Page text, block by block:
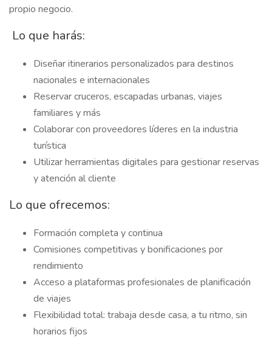
propio negocio.
️ Lo que harás:
Diseñar itinerarios personalizados para destinos
nacionales e internacionales
Reservar cruceros, escapadas urbanas, viajes
familiares y más
Colaborar con proveedores líderes en la industria
turística
Utilizar herramientas digitales para gestionar reservas
y atención al cliente
Lo que ofrecemos:
Formación completa y continua
Comisiones competitivas y bonificaciones por
rendimiento
Acceso a plataformas profesionales de planificación
de viajes
Flexibilidad total: trabaja desde casa, a tu ritmo, sin
horarios fijos